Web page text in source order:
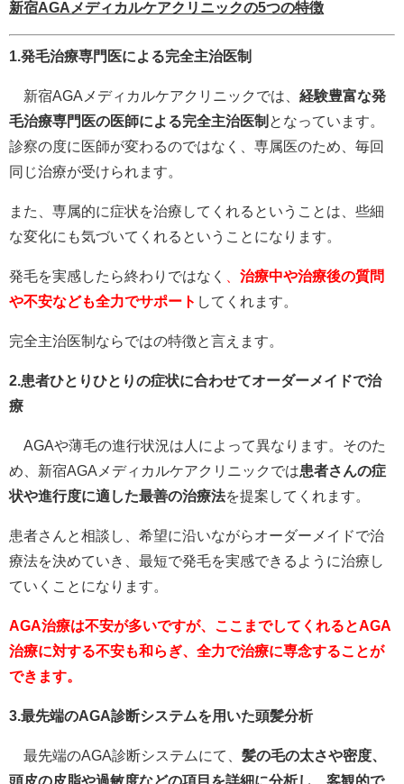
新宿AGAメディカルケアクリニックの5つの特徴
1.発毛治療専門医による完全主治医制
新宿AGAメディカルケアクリニックでは、 経験豊富な発
毛治療専門医の医師による完全主治医制 となっています。
診察の度に医師が変わるのではなく、専属医のため、毎回
同じ治療が受けられます。
また、専属的に症状を治療してくれるということは、些細
な変化にも気づいてくれるということになります。
発毛を実感したら終わりではなく
治療中や治療後の質問
や不安なども全力でサポート してくれます。
完全主治医制ならではの特徴と言えます。
2.患者ひとりひとりの症状に合わせてオーダーメイドで治
療
AGAや薄毛の進行状況は人によって異なります。そのた
め、新宿AGAメディカルケアクリニックでは患者さんの症
状や進行度に適した最善の治療法を提案してくれます。
患者さんと相談し、希望に沿いながらオーダーメイドで治
療法を決めていき、最短で発毛を実感できるように治療し
ていくことになります。
AGA治療は不安が多いですが、ここまでしてくれるとAGA
治療に対する不安も和らぎ、全力で治療に専念することが
できます。
3.最先端のAGA診断システムを用いた頭髪分析
最先端のAGA診断システムにて、 髪の毛の太さや密度、
頭皮の皮脂や過敏度などの項目を詳細に分析し、客観的で